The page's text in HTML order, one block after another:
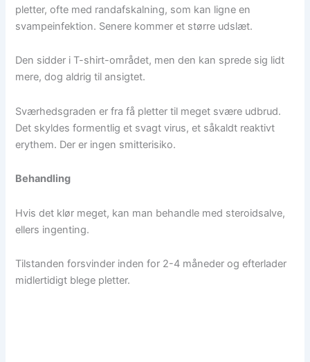
pletter, ofte med randafskalning, som kan ligne en
svampeinfektion. Senere kommer et større udslæt.
Den sidder i T-shirt-området, men den kan sprede sig lidt
mere, dog aldrig til ansigtet.
Sværhedsgraden er fra få pletter til meget svære udbrud.
Det skyldes formentlig et svagt virus, et såkaldt reaktivt
erythem. Der er ingen smitterisiko.
Behandling
Hvis det klør meget, kan man behandle med steroidsalve,
ellers ingenting.
Tilstanden forsvinder inden for 2-4 måneder og efterlader
midlertidigt blege pletter.